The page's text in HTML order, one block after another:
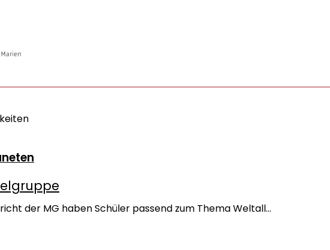
der MG haben Schüler passend zum Thema Weltall...